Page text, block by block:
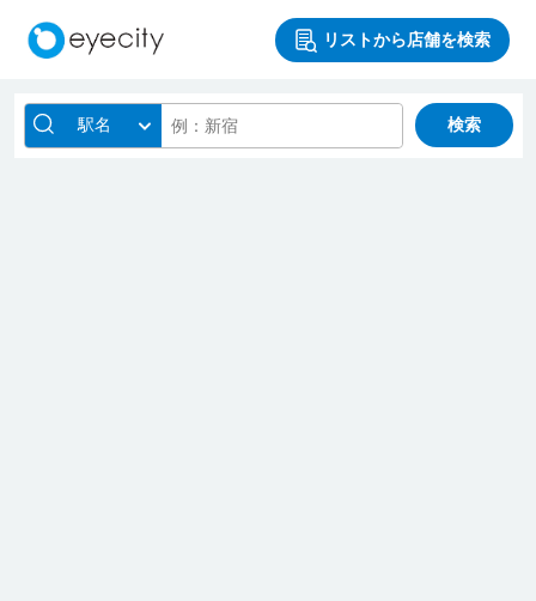
リストから店舗を検索
駅名 検索